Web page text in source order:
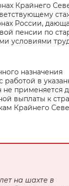
Крайнего
России,
пенсии по
условиями
назначения
работой в
не применяется
выплаты к
Крайнего
на шахте в